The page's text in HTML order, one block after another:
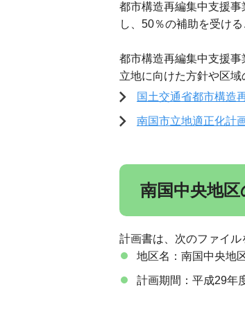
都市構造再編集中支援
し、50％の補助を受ける
都市構造再編集中支援
立地に向けた方針や区
国土交通省都市構造
南国市立地適正化計
南国中央地
計画書は、次のファイル
地区名：南国中央地
計画期間：平成29年